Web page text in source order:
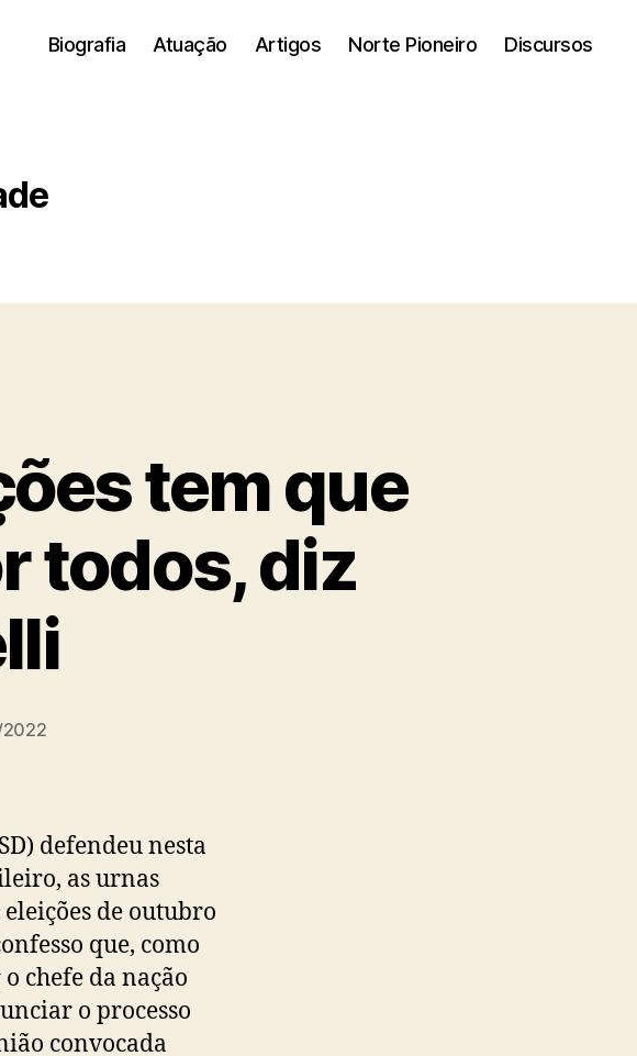
Biografia Atuação Artigos Norte Pioneiro Discursos
tem que
todos, diz
defendeu nesta
as urnas
de outubro
que, como
chefe da nação
o processo
convocada